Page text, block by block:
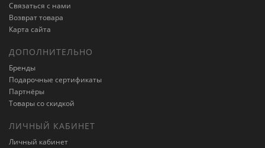
Связаться с нами
Возврат товара
Карта сайта
ДОПОЛНИТЕЛЬНО
Бренды
Подарочные сертификаты
Партнёры
Товары со скидкой
ЛИЧНЫЙ КАБИНЕТ
Личный кабинет